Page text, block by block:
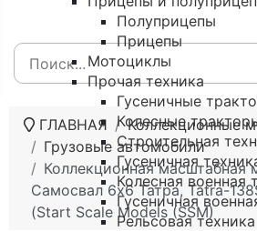
Полуприцепы
Прицепы
Мотоциклы
Прочая техника
Гусеничные
Колесные
Строительная
Гусеничная
Колесная военная
Гусеничная
Рельсовая техника
ГЛАВНАЯ
Коллекционные
Грузовые автомобили
Коллекционная масштабная
Самосвал 6х6 Татра, Tatra-
(Start Scale Models (SSM)